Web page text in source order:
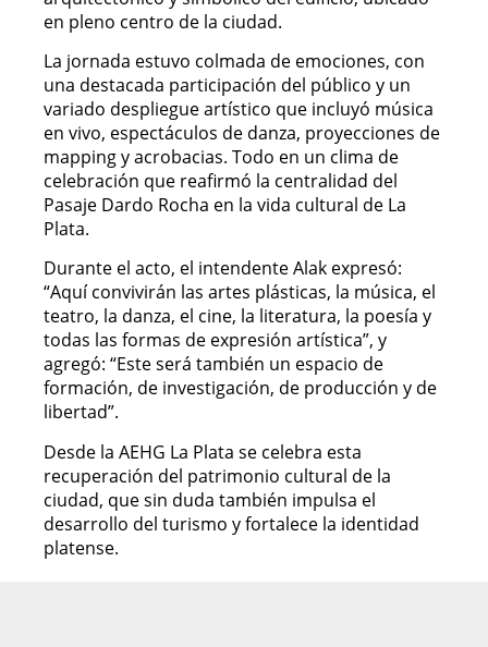
en pleno centro de la ciudad.
La jornada estuvo colmada de emociones, con
una destacada participación del público y un
variado despliegue artístico que incluyó música
en vivo, espectáculos de danza, proyecciones de
mapping y acrobacias. Todo en un clima de
celebración que reafirmó la centralidad del
Pasaje Dardo Rocha en la vida cultural de La
Plata.
Durante el acto, el intendente Alak expresó:
“Aquí convivirán las artes plásticas, la música, el
teatro, la danza, el cine, la literatura, la poesía y
todas las formas de expresión artística”, y
agregó: “Este será también un espacio de
formación, de investigación, de producción y de
libertad”.
Desde la AEHG La Plata se celebra esta
recuperación del patrimonio cultural de la
ciudad, que sin duda también impulsa el
desarrollo del turismo y fortalece la identidad
platense.